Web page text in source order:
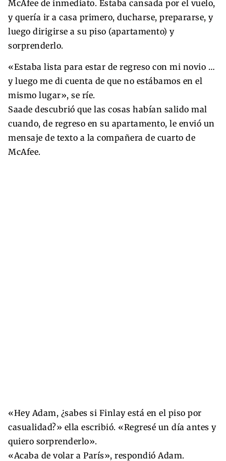
McAfee de inmediato. Estaba cansada por el vuelo,
y quería ir a casa primero, ducharse, prepararse, y
luego dirigirse a su piso (apartamento) y
sorprenderlo.
«Estaba lista para estar de regreso con mi novio …
y luego me di cuenta de que no estábamos en el
mismo lugar», se ríe.
Saade descubrió que las cosas habían salido mal
cuando, de regreso en su apartamento, le envió un
mensaje de texto a la compañera de cuarto de
McAfee.
«Hey Adam, ¿sabes si Finlay está en el piso por
casualidad?» ella escribió. «Regresé un día antes y
quiero sorprenderlo».
«Acaba de volar a París», respondió Adam.